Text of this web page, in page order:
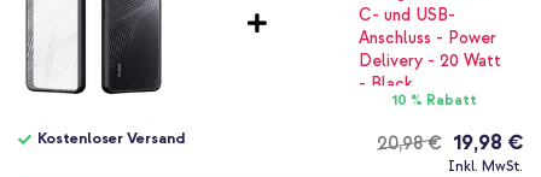
10 % Rabatt
20,98 €
Kostenloser Versand 19,98 €
Inkl. MwSt.